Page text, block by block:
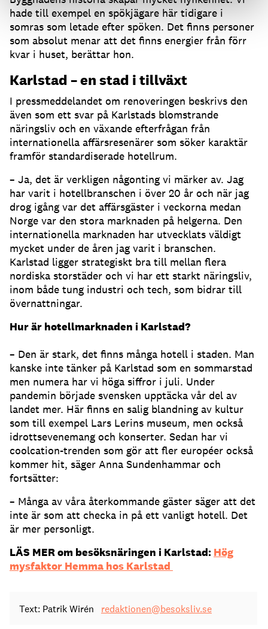
hade till exempel en spökjägare här tidigare i
somras som letade efter spöken. Det finns personer
som absolut menar att det finns energier från förr
kvar i huset, berättar hon.
Karlstad – en stad i tillväxt
I pressmeddelandet om renoveringen beskrivs den
även som ett svar på Karlstads blomstrande
näringsliv och en växande efterfrågan från
internationella affärsresenärer som söker karaktär
framför standardiserade hotellrum.
– Ja, det är verkligen någonting vi märker av. Jag
har varit i hotellbranschen i över 20 år och när jag
drog igång var det affärsgäster i veckorna medan
Norge var den stora marknaden på helgerna. Den
internationella marknaden har utvecklats väldigt
mycket under de åren jag varit i branschen.
Karlstad ligger strategiskt bra till mellan flera
nordiska storstäder och vi har ett starkt näringsliv,
inom både tung industri och tech, som bidrar till
övernattningar.
Hur är hotellmarknaden i Karlstad?
– Den är stark, det finns många hotell i staden. Man
kanske inte tänker på Karlstad som en sommarstad
men numera har vi höga siffror i juli. Under
pandemin började svensken upptäcka vår del av
landet mer. Här finns en salig blandning av kultur
som till exempel Lars Lerins museum, men också
idrottsevenemang och konserter. Sedan har vi
coolcation-trenden som gör att fler européer också
kommer hit, säger Anna Sundenhammar och
fortsätter:
– Många av våra återkommande gäster säger att det
inte är som att checka in på ett vanligt hotell. Det
är mer personligt.
LÄS MER om besöksnäringen i Karlstad: Hög
mysfaktor Hemma hos Karlstad
Text: Patrik Wirén redaktionen@besoksliv.se